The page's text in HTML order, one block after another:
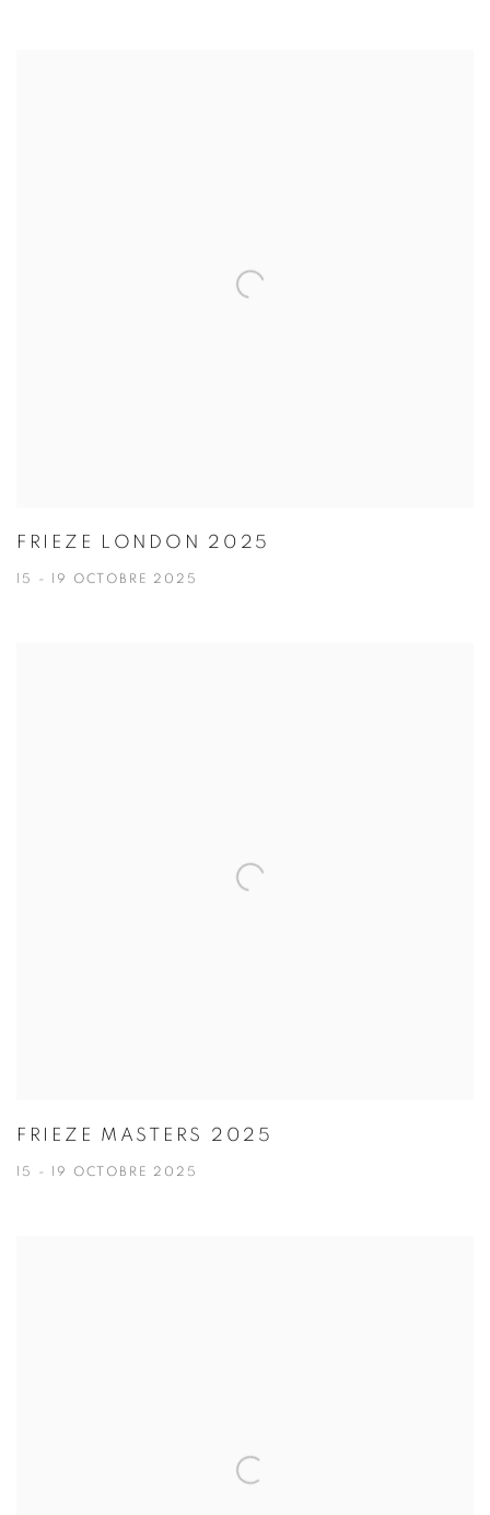
FRIEZE LONDON 2025
15 - 19 OCTOBRE 2025
FRIEZE MASTERS 2025
15 - 19 OCTOBRE 2025